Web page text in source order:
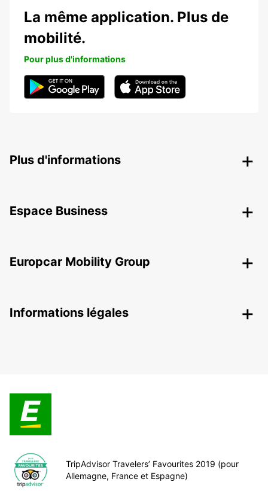
La même application. Plus de
mobilité.
Pour plus d'informations
Plus d'informations
Espace Business
Europcar Mobility Group
Informations légales
TripAdvisor Travelers’ Favourites 2019 (pour
Allemagne, France et Espagne)